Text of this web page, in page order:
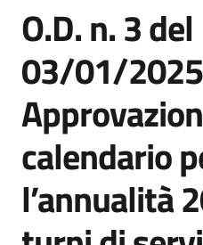
O.D. n. 3 del
03/01/
calendario
l’annualità